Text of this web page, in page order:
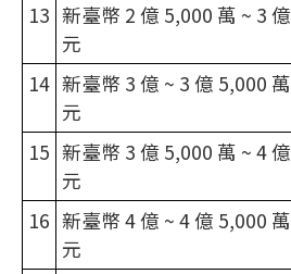
13 新臺幣 2 億 5,000 萬 ~ 3 億
元
14 新臺幣 3 億 ~ 3 億 5,000 萬
元
15 新臺幣 3 億 5,000 萬 ~ 4 億
元
16 新臺幣 4 億 ~ 4 億 5,000 萬
元